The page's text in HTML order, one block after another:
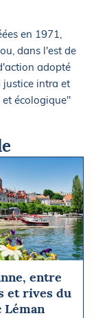
en 1971,
dans l'est de
adopté
justice intra et
écologique"
entre
et rives du
Léman